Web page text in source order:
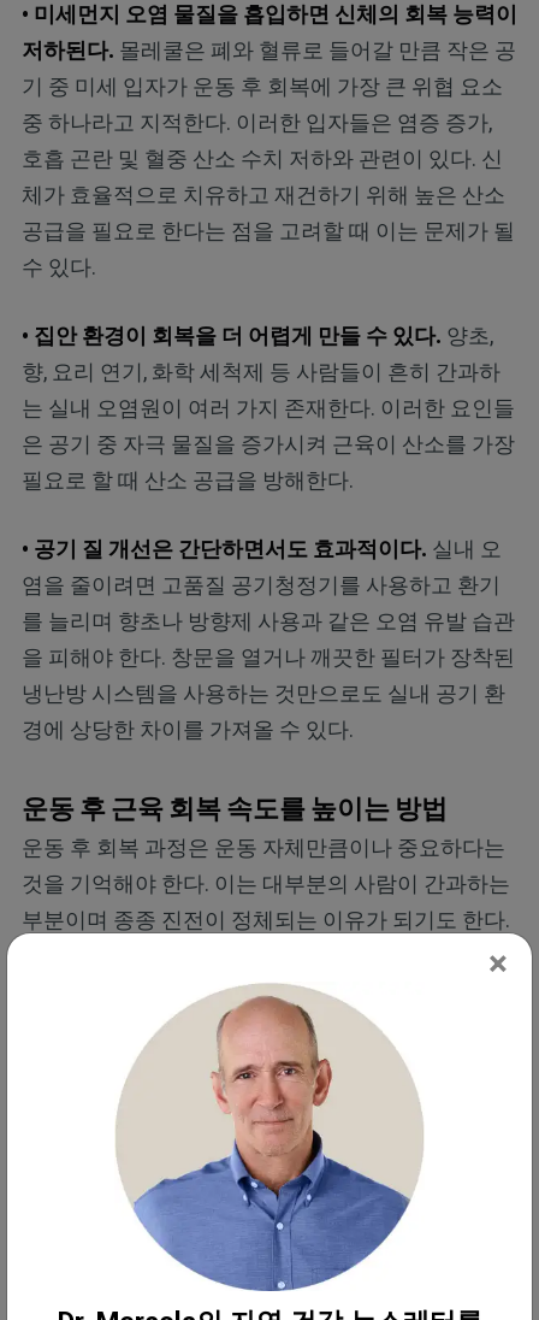
• 미세먼지 오염 물질을 흡입하면 신체의 회복 능력이
저하된다. 몰레쿨은 폐와 혈류로 들어갈 만큼 작은 공
기 중 미세 입자가 운동 후 회복에 가장 큰 위협 요소
중 하나라고 지적한다. 이러한 입자들은 염증 증가,
호흡 곤란 및 혈중 산소 수치 저하와 관련이 있다. 신
체가 효율적으로 치유하고 재건하기 위해 높은 산소
공급을 필요로 한다는 점을 고려할 때 이는 문제가 될
수 있다.
• 집안 환경이 회복을 더 어렵게 만들 수 있다. 양초,
향, 요리 연기, 화학 세척제 등 사람들이 흔히 간과하
는 실내 오염원이 여러 가지 존재한다. 이러한 요인들
은 공기 중 자극 물질을 증가시켜 근육이 산소를 가장
필요로 할 때 산소 공급을 방해한다.
• 공기 질 개선은 간단하면서도 효과적이다. 실내 오
염을 줄이려면 고품질 공기청정기를 사용하고 환기
를 늘리며 향초나 방향제 사용과 같은 오염 유발 습관
을 피해야 한다. 창문을 열거나 깨끗한 필터가 장착된
냉난방 시스템을 사용하는 것만으로도 실내 공기 환
경에 상당한 차이를 가져올 수 있다.
운동 후 근육 회복 속도를 높이는 방법
운동 후 회복 과정은 운동 자체만큼이나 중요하다는
것을 기억해야 한다. 이는 대부분의 사람이 간과하는
부분이며 종종 진전이 정체되는 이유가 되기도 한다.
훈련 후 몇 시간, 그리고 며칠 동안 무엇을 하느냐에
따라 회복 속도, 근력 강화 정도, 그리고 다음 훈련에
제대로 준비된 상태로 임할 수 있는지 여부가 직접적
으로 영향을 받는다.
회복은 단순히 휴식만으로 이루어지는 것이 아니다.
이는 손상된 근육 섬유를 복구하고, 염증을 제거하고,
세포 에너지를 회복하고, 근육통을 줄이는 데 필요한
최적의 환경을 조성하는 것이다. 운동 후 회복이 정체
된 느낌이 들거나 근육통과 지속적인 피로감이 있다
면 다음 단계부터 시작해 보면 좋다.
×